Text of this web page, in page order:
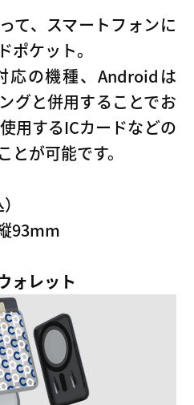
て、スマートフォンに
ポケット。
応の機種、Androidは
グと併用することでお
用するICカードなどの
が可能です。
93mm
ォレット